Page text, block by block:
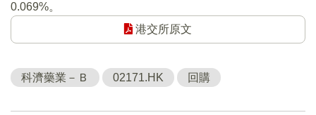
0.069%。
港交所原文
科濟藥業－Ｂ 02171.HK 回購